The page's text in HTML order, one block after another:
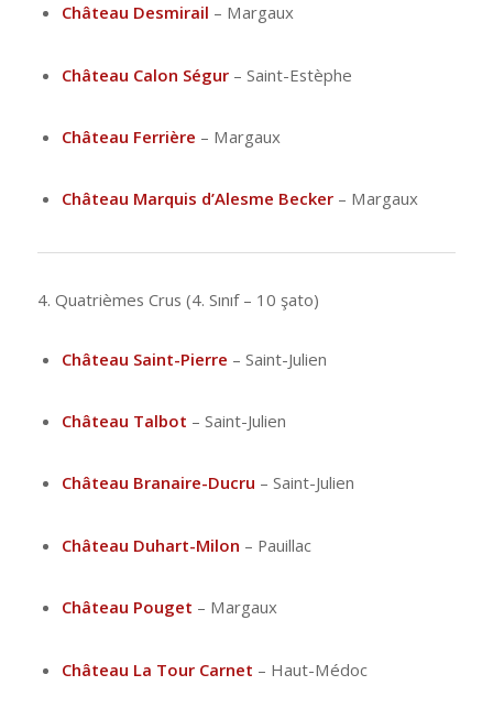
Château Desmirail – Margaux
Château Calon Ségur– Saint-Estèphe
Château Ferrière – Margaux
Château Marquis d’Alesme Becker– Margaux
4. Quatrièmes Crus (4. Sınıf – 10 şato)
Château Saint-Pierre – Saint-Julien
Château Talbot – Saint-Julien
Château Branaire-Ducru – Saint-Julien
Château Duhart-Milon – Pauillac
Château Pouget – Margaux
Château La Tour Carnet – Haut-Médoc